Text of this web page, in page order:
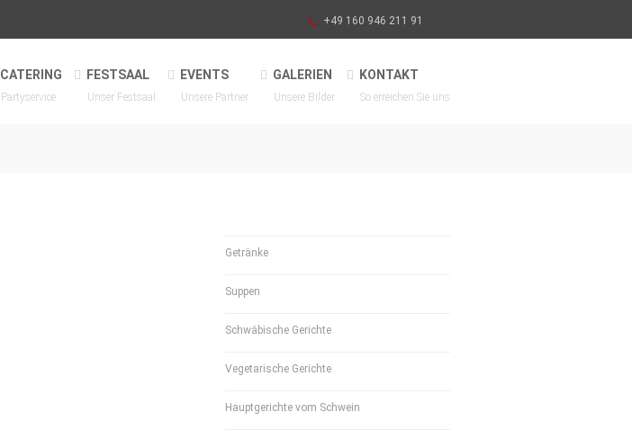
+49 160 946 211 91
CATERING
Partyservice
FESTSAAL
Unser Festsaal
EVENTS
Unsere Partner
GALERIEN
Unsere Bilder
KONTAKT
So erreichen Sie uns
Getränke
Suppen
Schwäbische Gerichte
Vegetarische Gerichte
Hauptgerichte vom Schwein